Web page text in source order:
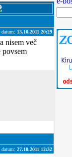
datum: 13.10.2011 20:29
nisem več
povsem
datum: 27.10.2011 12:32